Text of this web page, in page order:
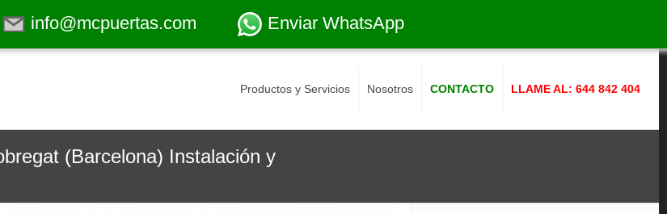
info@mcpuertas.com Enviar WhatsApp
Productos y Servicios Nosotros CONTACTO LLAME AL: 644 842 404
(Barcelona) Instalación y